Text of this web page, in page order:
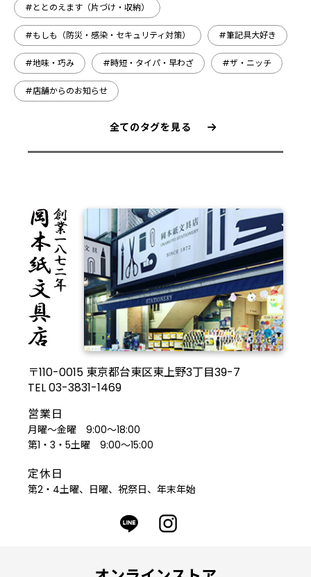
#ととのえます（片づけ・収納）
#もしも（防災・感染・セキュリティ対策） #筆記具大好き
#地味・巧み #時短・タイパ・早わざ #ザ・ニッチ
#店舗からのお知らせ
全てのタグを見る
〒110-0015 東京都台東区東上野3丁目39-7
TEL 03-3831-1469
営業日
月曜～金曜 9:00～18:00
第1・3・5土曜 9:00～15:00
定休日
第2・4土曜、日曜、祝祭日、年末年始